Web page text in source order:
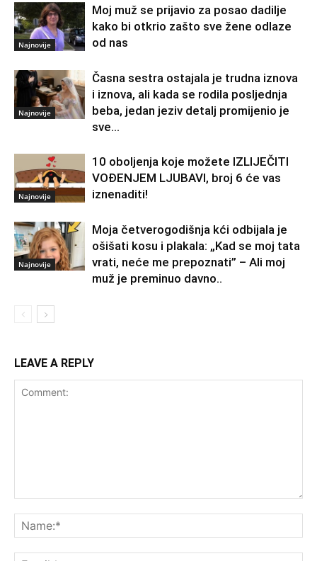
Najnovije
Moj muž se prijavio za posao dadilje
kako bi otkrio zašto sve žene odlaze
od nas
Najnovije
Časna sestra ostajala je trudna iznova
i iznova, ali kada se rodila posljednja
beba, jedan jeziv detalj promijenio je
sve…
Najnovije
10 oboljenja koje možete IZLIJEČITI
VOĐENJEM LJUBAVI, broj 6 će vas
iznenaditi!
Najnovije
Moja četverogodišnja kći odbijala je
ošišati kosu i plakala: „Kad se moj tata
vrati, neće me prepoznati” – Ali moj
muž je preminuo davno.․
LEAVE A REPLY